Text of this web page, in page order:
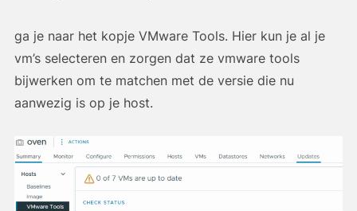
ga je naar het kopje VMware Tools. Hier kun je al je
vm’s selecteren en zorgen dat ze vmware tools
bijwerken om te matchen met de versie die nu
aanwezig is op je host.